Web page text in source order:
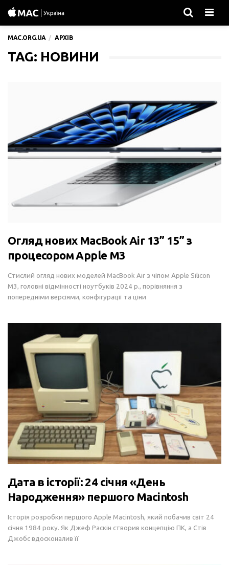
MAC.ORG.UA АРХІВ
TAG: НОВИНИ
Огляд нових MacBook Air 13” 15” з
процесором Apple M3
Стислий огляд нових моделей MacBook Air з чіпом Apple Silicon
M3, головні відмінності ноутбуків 2024 р., порівняння з
попередніми версіями, конфігурації та ціни
Дата в історії: 24 січня «День
Народження» першого Macintosh
Історія розробки першого Apple Macintosh, який побачив світ 24
січня 1984 року. Як Джеф Раскін створив концепцію ПК, а Стів
Джобс вдосконалив її